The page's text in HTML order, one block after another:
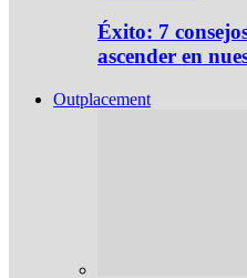
Éxito: 7
ascender en
Outplacement